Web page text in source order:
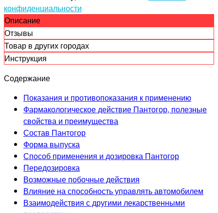
конфиденциальности
Описание
Отзывы
Товар в других городах
Инструкция
Содержание
Показания и противопоказания к применению
Фармакологическое действие Пантогор, полезные
свойства и преимущества
Состав Пантогор
Форма выпуска
Способ применения и дозировка Пантогор
Передозировка
Возможные побочные действия
Влияние на способность управлять автомобилем
Взаимодействия с другими лекарственными